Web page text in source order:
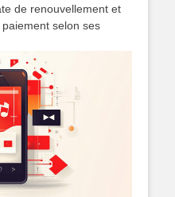
de renouvellement et
selon ses